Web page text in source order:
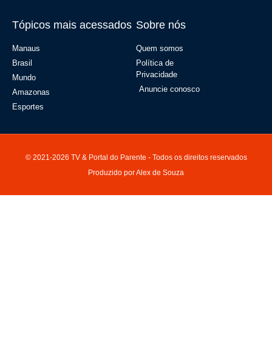
Tópicos mais acessados
Manaus
Brasil
Mundo
Amazonas
Esportes
Sobre nós
Quem somos
Política de
Privacidade
Anuncie conosco
© 2021-2026 TV & Portal do Parente - Todos os direitos reservados
Produzido por Alex de Souza